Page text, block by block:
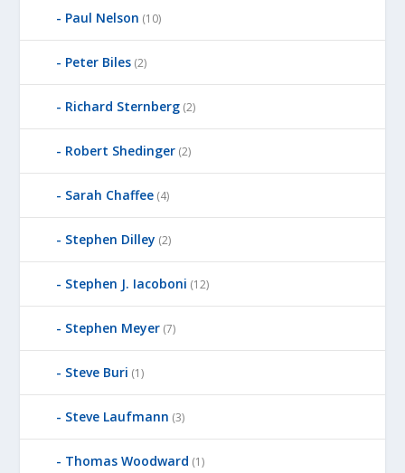
Paul Nelson (10)
Peter Biles (2)
Richard Sternberg (2)
Robert Shedinger (2)
Sarah Chaffee (4)
Stephen Dilley (2)
Stephen J. Iacoboni (12)
Stephen Meyer (7)
Steve Buri (1)
Steve Laufmann (3)
Thomas Woodward (1)